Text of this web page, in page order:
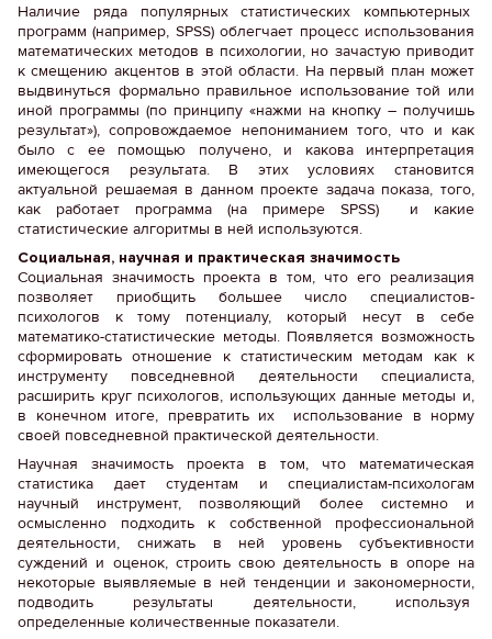
Наличие ряда популярных статистических компьютерных
программ (например, SPSS) облегчает процесс использования
математических методов в психологии, но зачастую приводит
к смещению акцентов в этой области. На первый план может
выдвинуться формально правильное использование той или
иной программы (по принципу «нажми на кнопку – получишь
результат»), сопровождаемое непониманием того, что и как
было с ее помощью получено, и какова интерпретация
имеющегося результата. В этих условиях становится
актуальной решаемая в данном проекте задача показа, того,
как работает программа (на примере SPSS) и какие
статистические алгоритмы в ней используются.
Социальная, научная и практическая значимость
Социальная значимость проекта в том, что его реализация
позволяет приобщить большее число специалистов-
психологов к тому потенциалу, который несут в себе
математико-статистические методы. Появляется возможность
сформировать отношение к статистическим методам как к
инструменту повседневной деятельности специалиста,
расширить круг психологов, использующих данные методы и,
в конечном итоге, превратить их использование в норму
своей повседневной практической деятельности.
Научная значимость проекта в том, что математическая
статистика дает студентам и специалистам-психологам
научный инструмент, позволяющий более системно и
осмысленно подходить к собственной профессиональной
деятельности, снижать в ней уровень субъективности
суждений и оценок, строить свою деятельность в опоре на
некоторые выявляемые в ней тенденции и закономерности,
подводить результаты деятельности, используя
определенные количественные показатели.